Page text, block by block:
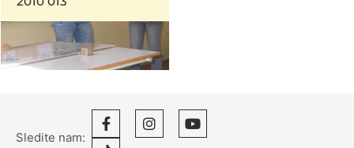
Sledite nam: